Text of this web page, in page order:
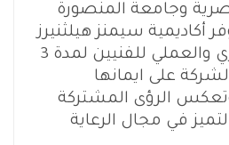
وجامعة المنصورة
أكاديمية سيمنز هيلثنيرز
مصر التدريب النظري والعملي للفنيين لمدة 3
على ايمانها
الرؤى المشتركة
في مجال الرعاية